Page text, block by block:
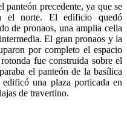
panteón precedente, ya que se
el norte. El edificio quedó
de pronaos, una amplia cella
El gran pronaos y la
por completo el espacio
fue construida sobre el
el panteón de la basílica
una plaza porticada en
de travertino.